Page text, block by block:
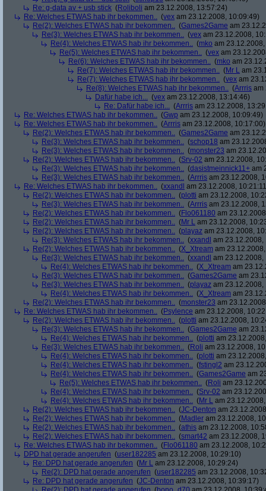
Re: g-data av + usb stick (Roliboli am 23.12.2008, 13:57:24)
Re: Welches ETWAS hab ihr bekommen.. (vex am 23.12.2008, 10:09:49)
Re(2): Welches ETWAS hab ihr bekommen.. (Games2Game am
Re(3): Welches ETWAS hab ihr bekommen.. (vex am 23.12.2008,
Re(4): Welches ETWAS hab ihr bekommen.. (mko am
Re(5): Welches ETWAS hab ihr bekommen.. (vex am
Re(6): Welches ETWAS hab ihr bekommen.. (mko am
Re(7): Welches ETWAS hab ihr bekommen.. (Mr L am
Re(7): Welches ETWAS hab ihr bekommen.. (vex am
Re(8): Welches ETWAS hab ihr bekommen.. (Arrris am
Dafür habe ich... (vex am 23.12.2008, 13:14:46)
Re: Dafür habe ich... (Arrris am 23.12.2008,
Re: Welches ETWAS hab ihr bekommen.. (Gwp am 23.12.2008, 10:09:49)
Re: Welches ETWAS hab ihr bekommen.. (Arrris am 23.12.2008, 10:17:00)
Re(2): Welches ETWAS hab ihr bekommen.. (Games2Game am
Re(3): Welches ETWAS hab ihr bekommen.. (schop18 am
Re(3): Welches ETWAS hab ihr bekommen.. (monster23 am
Re(2): Welches ETWAS hab ihr bekommen.. (Srv-02 am 23.12.2008,
Re(3): Welches ETWAS hab ihr bekommen.. (dasistmeinnick11+ am
Re(3): Welches ETWAS hab ihr bekommen.. (Arrris am 23.12.2008,
Re: Welches ETWAS hab ihr bekommen.. (xxandl am 23.12.2008,
Re(2): Welches ETWAS hab ihr bekommen.. (plotti am 23.12.2008,
Re(3): Welches ETWAS hab ihr bekommen.. (Arrris am 23.12.2008,
Re(2): Welches ETWAS hab ihr bekommen.. (Flo061180 am
Re(2): Welches ETWAS hab ihr bekommen.. (Mr L am 23.12.2008,
Re(2): Welches ETWAS hab ihr bekommen.. (playaz am 23.12.2008,
Re(3): Welches ETWAS hab ihr bekommen.. (xxandl am 23.12.2008,
Re(2): Welches ETWAS hab ihr bekommen.. (X_Xtream am
Re(3): Welches ETWAS hab ihr bekommen.. (xxandl am 23.12.2008,
Re(4): Welches ETWAS hab ihr bekommen.. (X_Xtream am
Re(3): Welches ETWAS hab ihr bekommen.. (Games2Game am
Re(3): Welches ETWAS hab ihr bekommen.. (playaz am 23.12.2008,
Re(4): Welches ETWAS hab ihr bekommen.. (X_Xtream am
Re(2): Welches ETWAS hab ihr bekommen.. (monster23 am
Re: Welches ETWAS hab ihr bekommen.. (Psylence am 23.12.2008,
Re(2): Welches ETWAS hab ihr bekommen.. (plotti am 23.12.2008,
Re(3): Welches ETWAS hab ihr bekommen.. (Games2Game am
Re(4): Welches ETWAS hab ihr bekommen.. (plotti am
Re(3): Welches ETWAS hab ihr bekommen.. (Roli am 23.12.2008,
Re(4): Welches ETWAS hab ihr bekommen.. (plotti am
Re(4): Welches ETWAS hab ihr bekommen.. (fstingl2 am
Re(4): Welches ETWAS hab ihr bekommen.. (Games2Game am
Re(5): Welches ETWAS hab ihr bekommen.. (Roli am
Re(4): Welches ETWAS hab ihr bekommen.. (Srv-02 am
Re(4): Welches ETWAS hab ihr bekommen.. (Mr L am
Re(2): Welches ETWAS hab ihr bekommen.. (JC-Denton am
Re(2): Welches ETWAS hab ihr bekommen.. (Madler am 23.12.2008,
Re(2): Welches ETWAS hab ihr bekommen.. (athis am 23.12.2008,
Re(2): Welches ETWAS hab ihr bekommen.. (smart42 am 23.12.2008,
Re: Welches ETWAS hab ihr bekommen.. (Flo061180 am 23.12.2008,
DPD hat gerade angerufen (user182285 am 23.12.2008, 10:29:10)
Re: DPD hat gerade angerufen (Mr L am 23.12.2008, 10:29:24)
Re(2): DPD hat gerade angerufen (user182285 am 23.12.2008,
Re: DPD hat gerade angerufen (JC-Denton am 23.12.2008, 10:39:17)